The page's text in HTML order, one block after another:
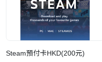
Steam預付卡HKD(200元)